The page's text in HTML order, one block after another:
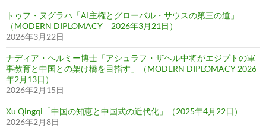
トゥフ・ヌグラハ「AI主権とグローバル・サウスの第三の道」
（MODERN DIPLOMACY 2026年3月21日）
2026年3月22日
ナディア・ヘルミー博士「アシュラフ・ザヘル中将がエジプトの軍
事教育と中国との架け橋を目指す」（MODERN DIPLOMACY 2026
年2月13日）
2026年2月15日
Xu Qingqi「中国の知恵と中国式の近代化」（2025年4月22日）
2026年2月8日